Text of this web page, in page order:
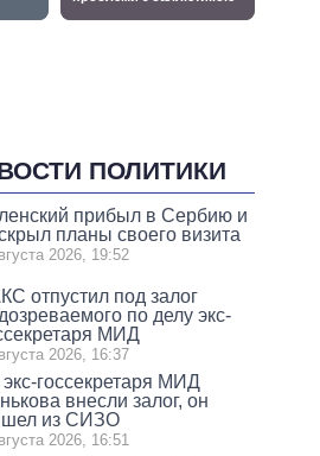
ПОЛИТИКИ
прибыл в Сербию и
планы своего визита
2026, 19:52
отпустил под залог
по делу экс-
МИД
2026, 16:37
госсекретаря МИД
внесли залог, он
из СИЗО
2026, 16:51